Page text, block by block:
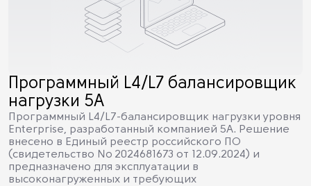
Программный L4/L7 балансировщик
нагрузки 5А
Программный L4/L7-балансировщик нагрузки уровня
Enterprise, разработанный компанией 5А. Решение
внесено в Единый реестр российского ПО
(свидетельство № 2024681673 от 12.09.2024) и
предназначено для эксплуатации в
высоконагруженных и требующих